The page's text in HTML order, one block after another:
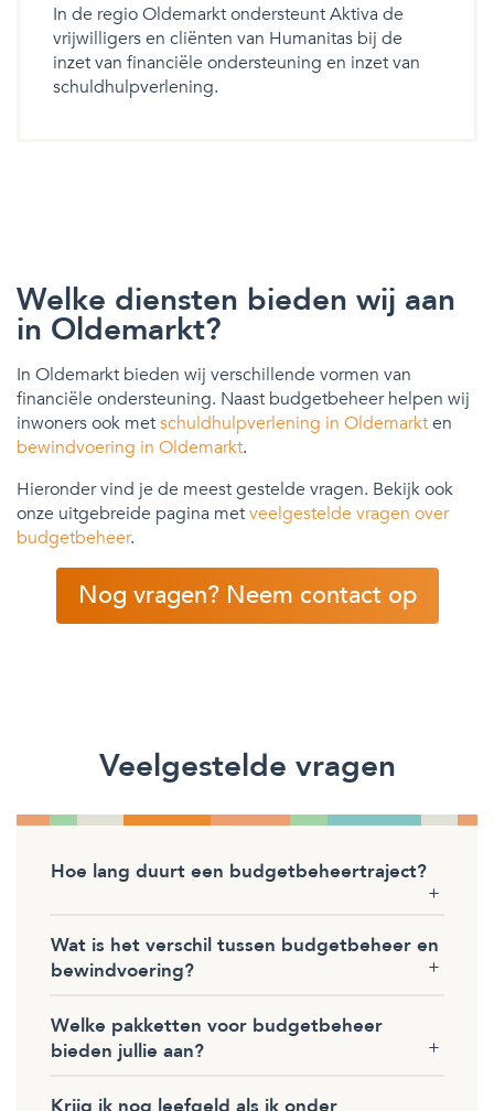
In de regio Oldemarkt ondersteunt Aktiva de
vrijwilligers en cliënten van Humanitas bij de
inzet van financiële ondersteuning en inzet van
schuldhulpverlening.
Welke diensten bieden wij aan
in Oldemarkt?
In Oldemarkt bieden wij verschillende vormen van
financiële ondersteuning. Naast budgetbeheer helpen wij
inwoners ook metschuldhulpverlening in Oldemarkten
bewindvoering in Oldemarkt.
Hieronder vind je de meest gestelde vragen. Bekijk ook
onze uitgebreide pagina metveelgestelde vragen over
budgetbeheer.
Nog vragen? Neem contact op
Veelgestelde vragen
Hoe lang duurt een budgetbeheertraject?
Wat is het verschil tussen budgetbeheer en
bewindvoering?
Welke pakketten voor budgetbeheer
bieden jullie aan?
Krijg ik nog leefgeld als ik onder